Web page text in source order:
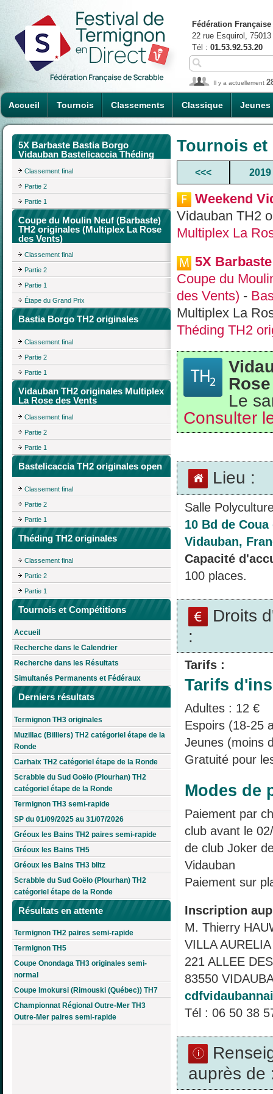
Accueil Tournois Classements Classique Jeunes
Fédération
22 rue Esquirol,
Tél : 01.53.92.53.20
Il y a actuellement
5X Barbaste Bastia Borgo
Vidauban Bastelicaccia Théding
Classement final
Partie 2
Partie 1
Coupe du Moulin Neuf (Barbaste)
TH2 originales (Multiplex La Rose
des Vents)
Classement final
Partie 2
Partie 1
Étape du Grand Prix
Bastia Borgo TH2 originales
Classement final
Partie 2
Partie 1
Vidauban TH2 originales Multiplex
La Rose des Vents
Classement final
Partie 2
Partie 1
Bastelicaccia TH2 originales open
Classement final
Partie 2
Partie 1
Théding TH2 originales
Classement final
Partie 2
Partie 1
Tournois et Compétitions
Accueil
Recherche dans le Calendrier
Recherche dans les Résultats
Simultanés Permanents et Fédéraux
Derniers résultats
Termignon TH3 originales
Muzillac (Billiers) TH2 catégoriel étape de la
Ronde
Carhaix TH2 catégoriel étape de la Ronde
Scrabble du Sud Goëlo (Plourhan) TH2
catégoriel étape de la Ronde
Termignon TH3 semi-rapide
SP du 01/09/2025 au 31/07/2026
Gréoux les Bains TH2 paires semi-rapide
Gréoux les Bains TH5
Gréoux les Bains TH3 blitz
Scrabble du Sud Goëlo (Plourhan) TH2
catégoriel étape de la Ronde
Résultats en attente
Termignon TH2 paires semi-rapide
Termignon TH5
Coupe Onondaga TH3 originales semi-
normal
Coupe Imokursi (Rimouski (Québec)) TH7
Championnat Régional Outre-Mer TH3
Outre-Mer paires semi-rapide
Tournois
<<< 2019
Weekend
Vidauban TH2
Multiplex La
5X
Coupe du
des Vents) -
Multiplex La
Théding TH2
Le
Consulter
Lieu :
Salle
10 Bd de Coua
Vidauban,
Capacité
100 places.
Droits
:
Tarifs :
Tarifs
Adultes : 12 €
Espoirs (18-25
Jeunes (moins
Gratuité pour
Modes de
Paiement par
club avant le
de club Joker
Vidauban
Paiement sur
Inscription
M. Thierry
VILLA
221 ALLEE
83550
Tél : 06 50 38
auprès de